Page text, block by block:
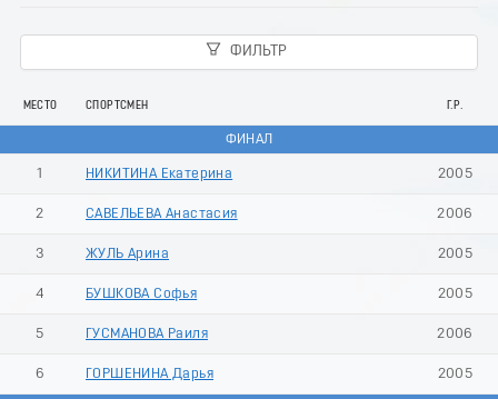
3
6
7
9
ФИЛЬТР
МЕСТО СПОРТСМЕН Г.Р.
ФИНАЛ
1 НИКИТИНА Екатерина 2005
2 САВЕЛЬЕВА Анастасия 2006
3 ЖУЛЬ Арина 2005
4 БУШКОВА Софья 2005
5 ГУСМАНОВА Раиля 2006
6 ГОРШЕНИНА Дарья 2005